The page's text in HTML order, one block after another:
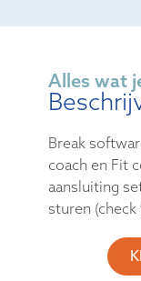
Alles wat
Break
coach en Fit
aansluiting
sturen